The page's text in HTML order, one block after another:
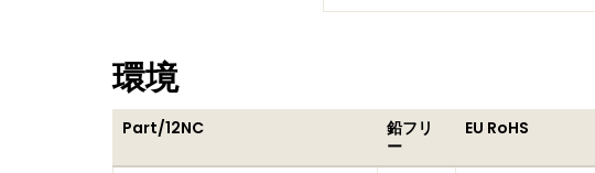
環境
Part/12NC
鉛フリ
ー
EU RoHS